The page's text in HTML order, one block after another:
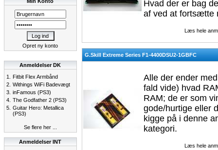
Opret ny konto
Anmeldelser DK
1.
Fitbit Flex Armbånd
2. Withings WiFi Badevægt
3. inFamous (PS3)
4. The Godfather 2 (PS3)
5. Guitar Hero: Metallica
(PS3)
Se flere her ...
Anmeldelser INT
Hvad der er bag
af ved at fortsætte
Læs hele
G.Skill Extreme Series F1-4400DSU2-1GBFC
Alle der ender
fald vide) hvad
RAM; de er som
gode/hurtige eller
kigge på i denne
kategori.
Læs hele